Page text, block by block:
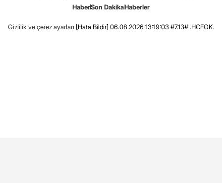
HaberSon DakikaHaberler
Gizlilik ve çerez ayarları [Hata Bildir] 06.08.2026 13:19:03 #7.13# .HCFOK.